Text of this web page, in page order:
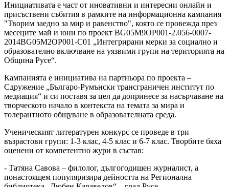
Инициативата е част от иновативни и интересни онлайн и
присъствени събития в рамките на информационна кампания
"Творим заедно за мир и равенство", която се провежда през
месеците май и юни по проект BG05M9OP001-2.056-0007-
2014BG05M2OP001-C01 „Интегрирани мерки за социално и
образователно включване на уязвими групи на територията на
Община Русе“.
Кампанията е инициатива на партньора по проекта –
Сдружение „Българо-Румънски трансграничен институт по
медиация“ и си поставя за цел да допринесе за насърчаване на
творческото начало в контекста на темата за мира и
толерантното общуване в образователната среда.
Ученическият литературен конкурс се проведе в три
възрастови групи: 1-3 клас, 4-5 клас и 6-7 клас. Творбите бяха
оценени от компетентно жури в състав:
- Татяна Савова – филолог, дългогодишен журналист, а
понастоящем популяризира дейността на Регионална